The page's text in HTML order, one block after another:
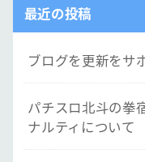
最近の投稿
ブログを更新をサ
パチスロ北斗の
ナルティについて